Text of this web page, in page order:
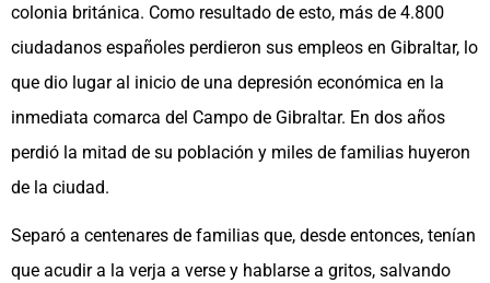
colonia británica. Como resultado de esto, más de 4.800
ciudadanos españoles perdieron sus empleos en Gibraltar, lo
que dio lugar al inicio de una depresión económica en la
inmediata comarca del Campo de Gibraltar. En dos años
perdió la mitad de su población y miles de familias huyeron
de la ciudad.
Separó a centenares de familias que, desde entonces, tenían
que acudir a la verja a verse y hablarse a gritos, salvando